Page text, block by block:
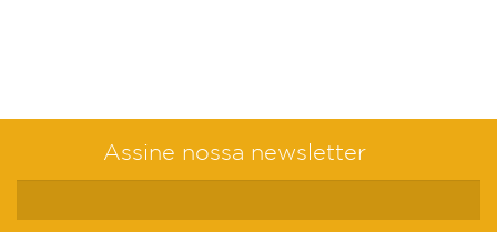
Assine nossa newsletter